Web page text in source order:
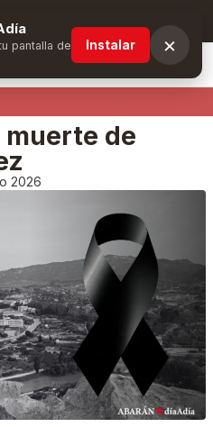
exclusivas
de
2026
pantalla de
Instalar ×